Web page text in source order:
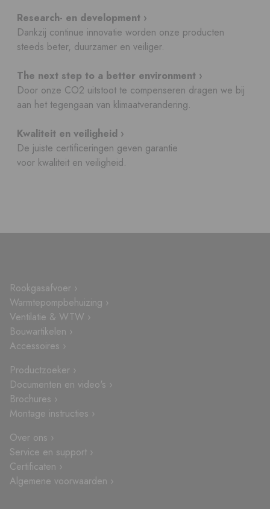
Research- en development ›
Dankzij continue innovatie worden onze producten
steeds beter, duurzamer en veiliger.
The next step to a better environment ›
Door onze CO2 uitstoot te compenseren dragen we bij
aan het tegengaan van klimaatverandering.
Kwaliteit en veiligheid ›
De juiste certificeringen geven garantie
voor kwaliteit en veiligheid.
Rookgasafvoer ›
Warmtepompbehuizing ›
Ventilatie & WTW ›
Bouwartikelen ›
Accessoires ›
Productzoeker ›
Documenten en video's ›
Brochures ›
Montage instructies ›
Over ons ›
Service en support ›
Certificaten ›
Algemene voorwaarden ›